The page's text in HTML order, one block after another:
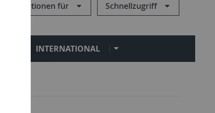
Informationen für Schnellzugriff
INTERNATIONAL